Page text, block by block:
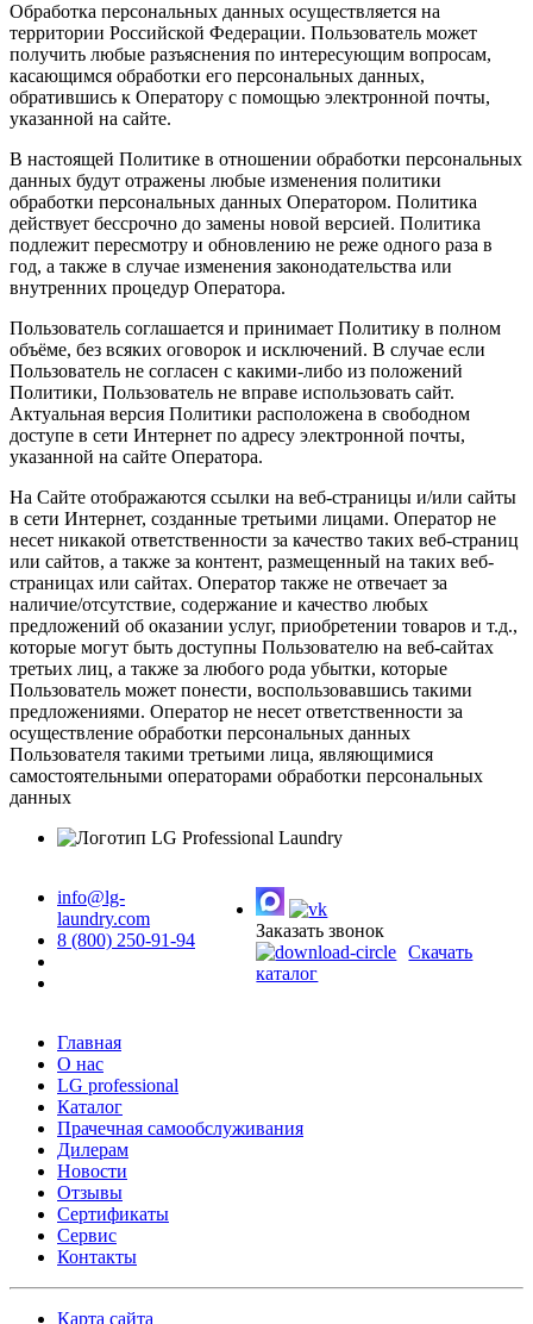
Обработка персональных данных осуществляется на
территории Российской Федерации. Пользователь может
получить любые разъяснения по интересующим вопросам,
касающимся обработки его персональных данных,
обратившись к Оператору с помощью электронной почты,
указанной на сайте.
В настоящей Политике в отношении обработки персональных
данных будут отражены любые изменения политики
обработки персональных данных Оператором. Политика
действует бессрочно до замены новой версией. Политика
подлежит пересмотру и обновлению не реже одного раза в
год, а также в случае изменения законодательства или
внутренних процедур Оператора.
Пользователь соглашается и принимает Политику в полном
объёме, без всяких оговорок и исключений. В случае если
Пользователь не согласен с какими-либо из положений
Политики, Пользователь не вправе использовать сайт.
Актуальная версия Политики расположена в свободном
доступе в сети Интернет по адресу электронной почты,
указанной на сайте Оператора.
На Сайте отображаются ссылки на веб-страницы и/или сайты
в сети Интернет, созданные третьими лицами. Оператор не
несет никакой ответственности за качество таких веб-страниц
или сайтов, а также за контент, размещенный на таких веб-
страницах или сайтах. Оператор также не отвечает за
наличие/отсутствие, содержание и качество любых
предложений об оказании услуг, приобретении товаров и т.д.,
которые могут быть доступны Пользователю на веб-сайтах
третьих лиц, а также за любого рода убытки, которые
Пользователь может понести, воспользовавшись такими
предложениями. Оператор не несет ответственности за
осуществление обработки персональных данных
Пользователя такими третьими лица, являющимися
самостоятельными операторами обработки персональных
данных
info@lg-
laundry.com
8 (800) 250-91-94
Заказать звонок
Скачать
каталог
Главная
О нас
LG professional
Каталог
Прачечная самообслуживания
Дилерам
Новости
Отзывы
Сертификаты
Сервис
Контакты
Карта сайта